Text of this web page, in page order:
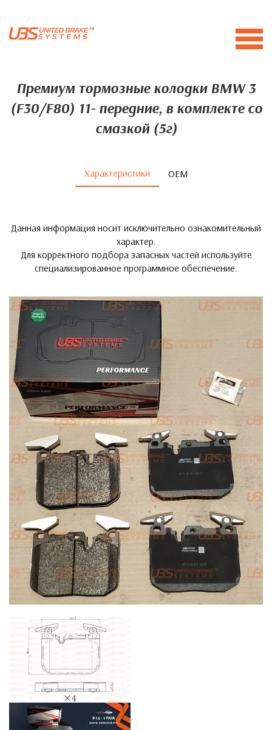
Премиум тормозные колодки BMW 3
(F30/F80) 11- передние, в комплекте со
смазкой (5г)
Характеристики ОЕМ
Данная информация носит исключительно ознакомительный
характер.
Для корректного подбора запасных частей используйте
специализированное программное обеспечение.